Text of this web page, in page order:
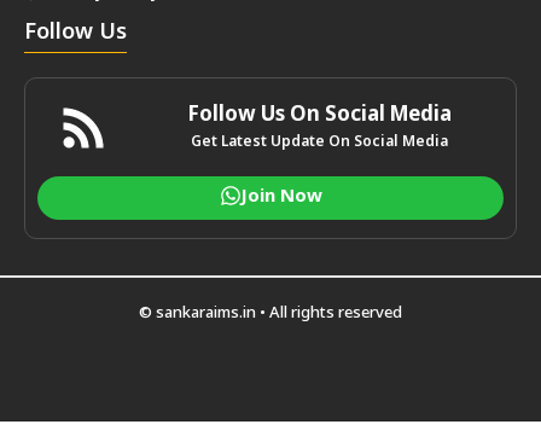
Follow Us
Follow Us On Social Media
Get Latest Update On Social Media
Join Now
© sankaraims.in • All rights reserved